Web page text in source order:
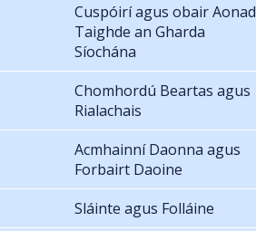
Cuspóirí agus obair Aonad
Taighde an Gharda
Síochána
Chomhordú Beartas agus
Rialachais
Acmhainní Daonna agus
Forbairt Daoine
Sláinte agus Folláine